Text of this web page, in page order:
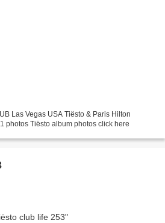
Las Vegas USA Tiësto & Paris Hilton
photos Tiësto album photos click here